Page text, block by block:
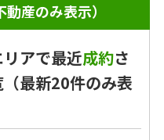
産のみ表示）
アで最近成約さ
最新20件のみ表